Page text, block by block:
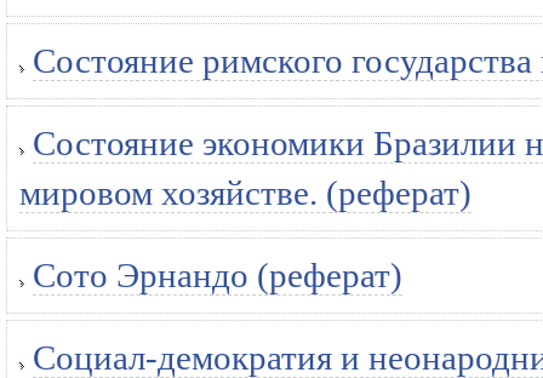
Состояние римского
Состояние экономики
мировом хозяйстве. (реферат)
Сото Эрнандо (реферат)
Социал-демократия и